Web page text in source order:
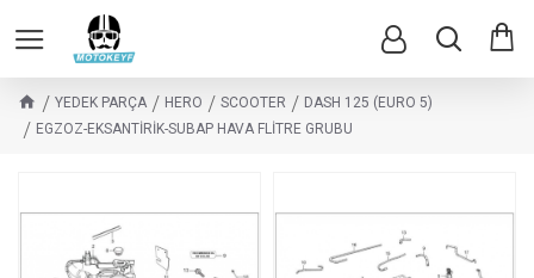
YEDEK PARÇA HERO SCOOTER
DASH 125 (EURO 5)
EGZOZ-EKSANTİRİK-SUBAP HAVA FLİTRE GRUBU